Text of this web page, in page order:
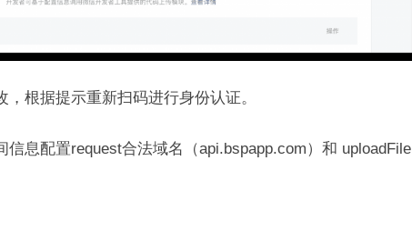
根据提示重新扫码进行身份认证。
息配置request合法域名（api.bspapp.com）和 uploadFile